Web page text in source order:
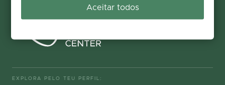
EXPLORA PELO TEU PERFIL:
Aceitar todos